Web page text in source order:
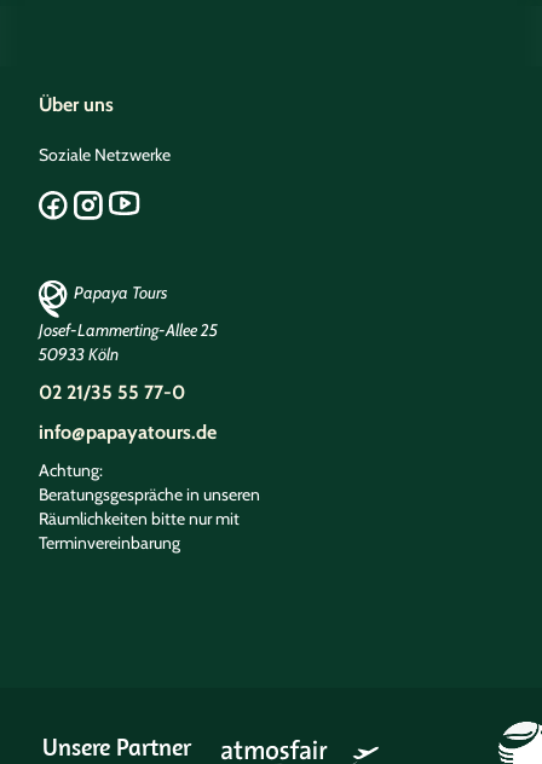
Über uns
Soziale Netzwerke
Papaya Tours
Josef-Lammerting-Allee 25
50933 Köln
02 21/35 55 77-0
info@papayatours.de
Achtung:
Beratungsgespräche in unseren
Räumlichkeiten bitte nur mit
Terminvereinbarung
Unsere Partner